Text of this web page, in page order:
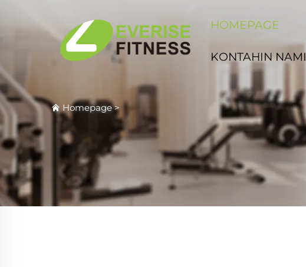
HOMEPAGE
KONTAHIN NAMI
Homepage>